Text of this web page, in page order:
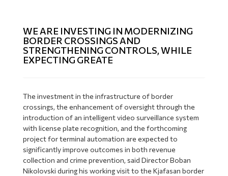
WE ARE INVESTING IN MODERNIZING
BORDER CROSSINGS AND
STRENGTHENING CONTROLS, WHILE
EXPECTING GREATE
The investment in the infrastructure of border
crossings, the enhancement of oversight through the
introduction of an intelligent video surveillance system
with license plate recognition, and the forthcoming
project for terminal automation are expected to
significantly improve outcomes in both revenue
collection and crime prevention, said Director Boban
Nikolovski during his working visit to the Kjafasan border